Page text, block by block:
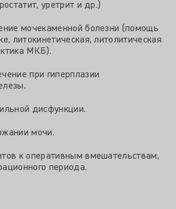
уретрит и др.)
мочекаменной болезни (помощь
литокинетическая, литолитическая
МКБ).
при гиперплазии
дисфункции.
мочи.
к оперативным вмешательствам,
периода.